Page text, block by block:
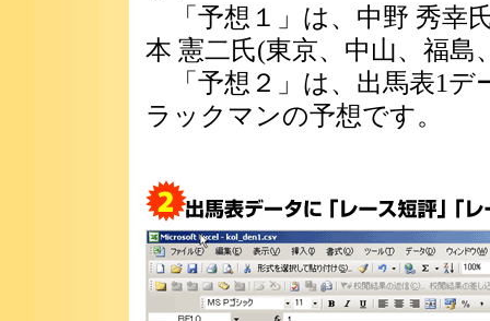
「予想１」は、中野 秀幸
本 憲二氏(東京、中山、福
「予想２」は、出馬表1デ
ラックマンの予想です。